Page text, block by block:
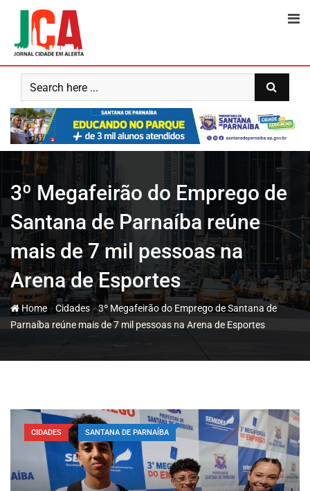
content
3º Megafeirão do Emprego de
Santana de Parnaíba reúne
mais de 7 mil pessoas na
Arena de Esportes
Home -Cidades-3º Megafeirão do Emprego de Santana de
Parnaíba reúne mais de 7 mil pessoas na Arena de Esportes
CIDADES SANTANA DE PARNAÍBA